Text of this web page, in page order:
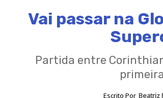
Vai passar na
Partida entre
Escrito Por Beatriz